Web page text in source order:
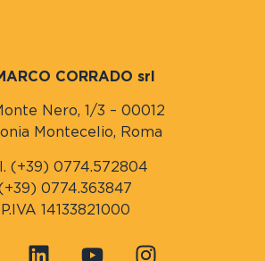
CORRADO srl
Nero, 1/3 – 00012
Montecelio, Roma
(+39) 0774.572804
0774.363847
P.IVA 14133821000